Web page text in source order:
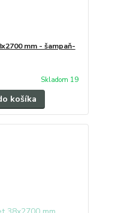
mm - šampaň-
Skladom 19
košíka